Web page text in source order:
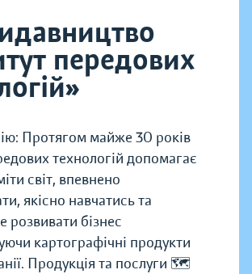
передових
Протягом майже 30 років
технологій допомагає
світ, впевнено
якісно навчатись та
розвивати бізнес
картографічні продукти
Продукція та послуги 🗺️